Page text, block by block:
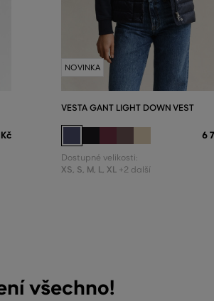
NOVINKA
VESTA GANT LIGHT DOWN VEST
6
Dostupné velikosti:
XS, S, M, L, XL +2 další
všechno!